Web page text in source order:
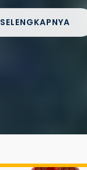
SELENGKAPNYA